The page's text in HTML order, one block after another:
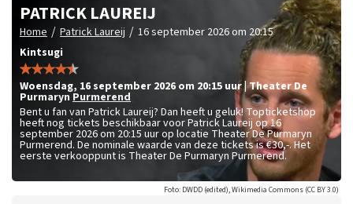
PATRICK LAUREIJ
Home / Patrick Laureij / 16 september 2026 om 20:15
Kintsugi
woensdag, 16 september 2026 om 20:15 uur|Theater De
Purmaryn Purmerend
Bent u fan van Patrick Laureij? Dan heeft u geluk! Topticketshop
heeft nog tickets beschikbaar voor Patrick Laureij op 16
september 2026 om 20:15 uur op locatie Theater De Purmaryn
Purmerend. De nominale waarde van deze tickets is€30,-. Het
eerste verkooppunt is Theater De Purmaryn Purmerend.
Foto: DWDD (edited), Wikimedia Commons (CC BY 3.0)